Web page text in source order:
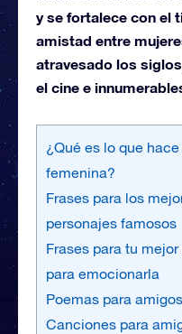
y se fortalece con el
amistad entre
atravesado los
el cine e
¿Qué es lo que
femenina?
Frases para los
personajes famosos
Frases para tu
para emocionarla
Poemas para amigos
Canciones para